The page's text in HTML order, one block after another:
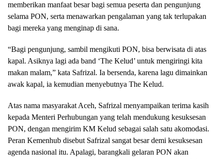
memberikan manfaat besar bagi semua peserta dan pengunjung
selama PON, serta menawarkan pengalaman yang tak terlupakan
bagi mereka yang menginap di sana.
“Bagi pengunjung, sambil mengikuti PON, bisa berwisata di atas
kapal. Asiknya lagi ada band ‘The Kelud’ untuk mengiringi kita
makan malam,” kata Safrizal. Ia bersenda, karena lagu dimainkan
awak kapal, ia kemudian menyebutnya The Kelud.
Atas nama masyarakat Aceh, Safrizal menyampaikan terima kasih
kepada Menteri Perhubungan yang telah mendukung kesuksesan
PON, dengan mengirim KM Kelud sebagai salah satu akomodasi.
Peran Kemenhub disebut Safrizal sangat besar demi kesuksesan
agenda nasional itu. Apalagi, barangkali gelaran PON akan